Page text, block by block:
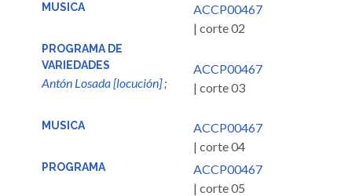
MUSICA
ACCP00467
| corte 02
PROGRAMA DE
VARIEDADES
Antón Losada [locución];
ACCP00467
| corte 03
MUSICA
ACCP00467
| corte 04
PROGRAMA
ACCP00467
| corte 05